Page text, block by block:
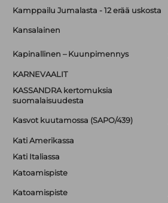
Kamppailu Jumalasta - 12 erää uskosta
Kansalainen
Kapinallinen – Kuunpimennys
KARNEVAALIT
KASSANDRA kertomuksia
suomalaisuudesta
Kasvot kuutamossa (SAPO/439)
Kati Amerikassa
Kati Italiassa
Katoamispiste
Katoamispiste